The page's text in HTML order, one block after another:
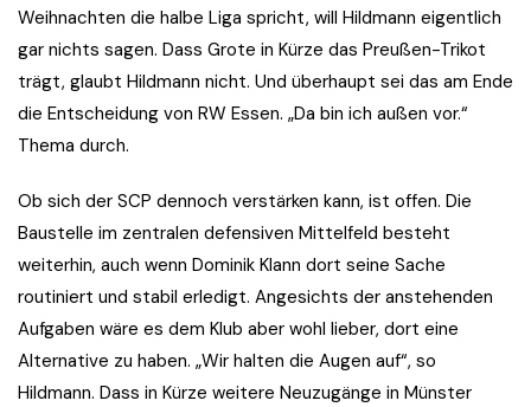
Weihnachten die halbe Liga spricht, will Hildmann eigentlich
gar nichts sagen. Dass Grote in Kürze das Preußen-Trikot
trägt, glaubt Hildmann nicht. Und überhaupt sei das am Ende
die Entscheidung von RW Essen. „Da bin ich außen vor.“
Thema durch.
Ob sich der SCP dennoch verstärken kann, ist offen. Die
Baustelle im zentralen defensiven Mittelfeld besteht
weiterhin, auch wenn Dominik Klann dort seine Sache
routiniert und stabil erledigt. Angesichts der anstehenden
Aufgaben wäre es dem Klub aber wohl lieber, dort eine
Alternative zu haben. „Wir halten die Augen auf“, so
Hildmann. Dass in Kürze weitere Neuzugänge in Münster